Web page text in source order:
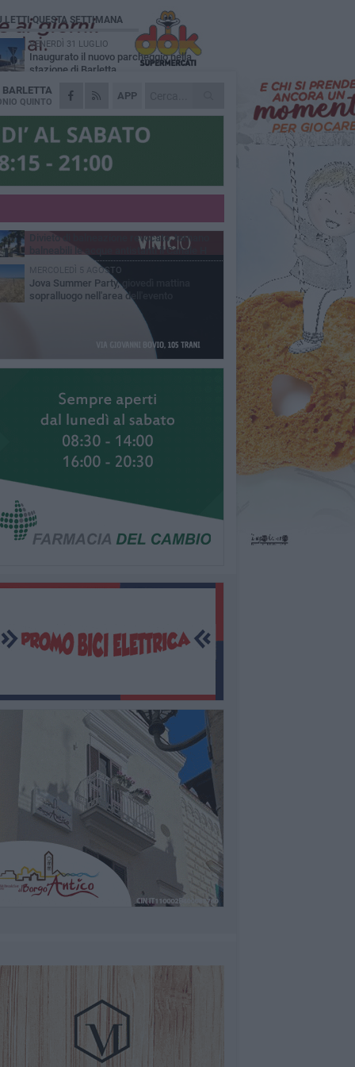
APP
BARLETTA
QUINTO
LETTI QUESTA SETTIMANA
VENERDÌ 31 LUGLIO
Inaugurato il nuovo parcheggio nella
stazione di Barletta
MERCOLEDÌ 5 AGOSTO
Barletta piange Gioacchino Dagnello:
64enne barlettano investito all'alba a Trani
GIOVEDÌ 30 LUGLIO
gioielleria, banditi in fuga
Beni confiscati alla mafia. Nasce il servizio
VENERDÌ 31 LUGLIO
Divieto di balneazione revocato, tornano
balneabili le acque antistanti il Canale H
MERCOLEDÌ 5 AGOSTO
Jova Summer Party, giovedì mattina
sopralluogo nell'area dell'evento